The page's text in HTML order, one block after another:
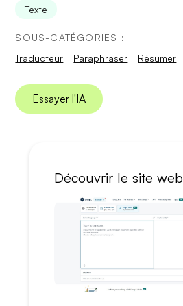
Texte
SOUS-CATÉGORIES :
Traducteur
Paraphraser Résumer
Essayer l'IA
Découvrir le site web